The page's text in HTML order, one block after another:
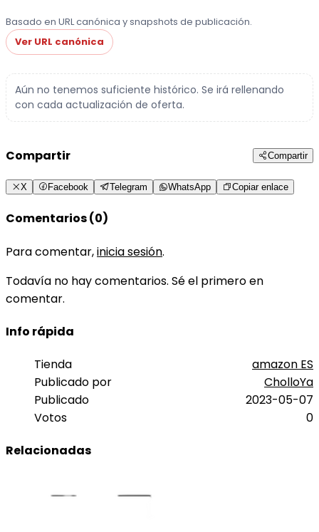
Basado en URL canónica y snapshots de publicación.
Ver URL canónica
Aún no tenemos suficiente histórico. Se irá rellenando
con cada actualización de oferta.
Compartir Compartir
X Facebook Telegram WhatsApp Copiar enlace
Comentarios (0)
Para comentar,inicia sesión.
Todavía no hay comentarios. Sé el primero en
comentar.
Info rápida
Tienda
amazon ES
Publicado por
CholloYa
Publicado
2023-05-07
Votos
0
Relacionadas